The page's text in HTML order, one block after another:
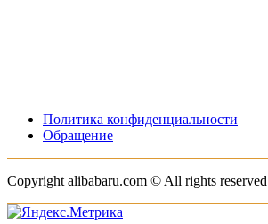
Политика конфиденциальности
Обращение
Copyright alibabaru.com © All rights reserved